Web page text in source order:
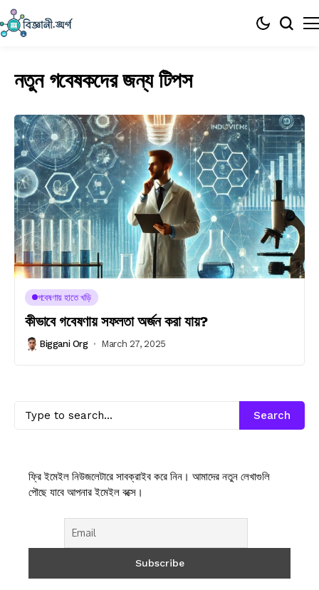
নতুন গবেষকদের জন্য টিপস
গবেষণায় হাতে খড়ি
কীভাবে গবেষণায় সফলতা অর্জন করা যায়?
Biggani Org March 27, 2025
Search
ফ্রি ইমেইল নিউজলেটারে সাবক্রাইব করে নিন। আমাদের নতুন লেখাগুলি
পৌছে যাবে আপনার ইমেইল বক্সে।